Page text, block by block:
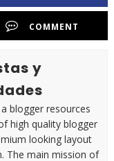
COMMENT
y
blogger resources
high quality blogger
looking layout
The main mission of